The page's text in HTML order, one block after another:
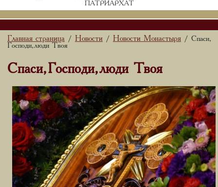
ПАТРИАРХАТ
Главная страница / Новости / Новости Монастыря / Спаси,
Господи, люди Твоя
Спаси, Господи, люди Твоя